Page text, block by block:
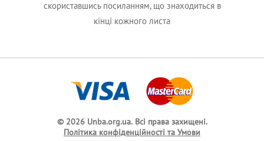
скориставшись посиланням, що знаходиться в
кінці кожного листа
© 2026 Unba.org.ua. Всі права захищені.
Політика конфіденційності та Умови